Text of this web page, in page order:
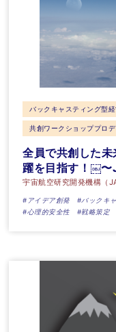
バックキャスティング型
共創ワークショッププロデ
全員で共創した
躍を目指す！￼〜
宇宙航空研究開発機構（
#アイデア創発 #バックキ
#心理的安全性
#戦略策定